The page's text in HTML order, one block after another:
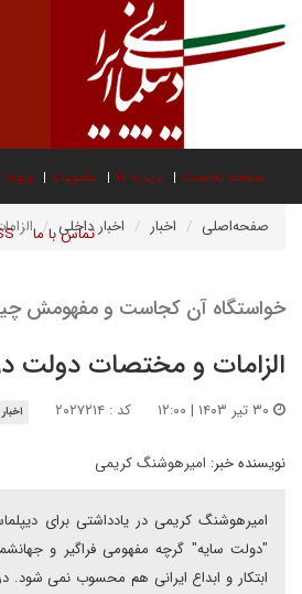
صفحه نخست درباره ما عضویت
تماس با ما صفحه‌اصلی اخبار اخبار داخلی
خواستگاه آن کجاست و مفهومش
الزامات و مختصات دولت
کد : ۲۰۲۷۲۱۴
نویسنده خبر: امیرهوشنگ کریمی
امیرهوشنگ کریمی در یادداشتی برای
"دولت سایه" گرچه مفهومی فراگیر و
ابتکار و ابداع ایرانی هم محسوب نمی شود.